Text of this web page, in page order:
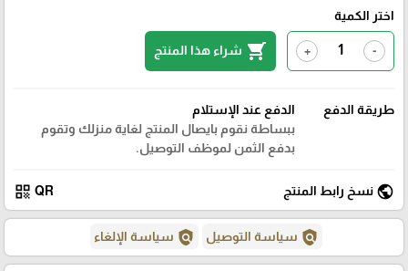
اختر الكمية
-
+
shopping_cart شراء هذا المنتج
طريقة الدفع
الدفع عند الإستلام
ببساطة نقوم بايصال المنتج لغاية منزلك وتقوم
بدفع الثمن لموظف التوصيل.
public نسخ رابط المنتج QR
qr_code
policy سياسة التوصيل policy سياسة الإلغاء